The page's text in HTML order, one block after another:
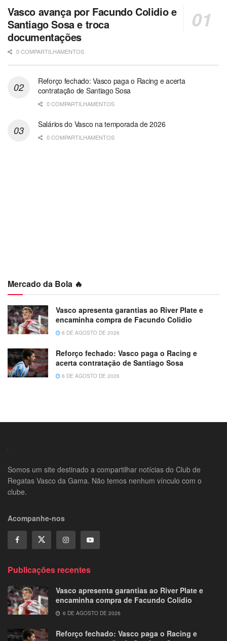
Vasco avança por Facundo Colidio e
Santiago Sosa e troca
documentações
0 COMPARTILHAMENTOS
Reforço fechado: Vasco paga o Racing e acerta
contratação de Santiago Sosa
0 COMPARTILHAMENTOS
Salários do Vasco na temporada de 2026
0 COMPARTILHAMENTOS
Mercado da Bola 🔥
Vasco apresenta garantias ao River Plate e
encaminha compra de Facundo Colidio
6 DE AGOSTO DE 2026
Reforço fechado: Vasco paga o Racing e
acerta contratação de Santiago Sosa
6 DE AGOSTO DE 2026
Somos um site destinado a compartilhar notícias do Club de
Regatas Vasco da Gama. Não temos nenhum vínculo com o
clube.
Acompanhe-nos
Publicações recentes
Vasco apresenta garantias ao River Plate e
encaminha compra de Facundo Colidio
6 DE AGOSTO DE 2026
Reforço fechado: Vasco paga o Racing e